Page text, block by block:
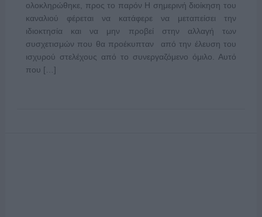
ολοκληρώθηκε, προς το παρόν Η σημερινή διοίκηση του
καναλιού φέρεται να κατάφερε να μεταπείσει την
ιδιοκτησία και να μην προβεί στην αλλαγή των
συσχετισμών που θα προέκυπταν από την έλευση του
ισχυρού στελέχους από το συνεργαζόμενο όμιλο. Αυτό
που […]